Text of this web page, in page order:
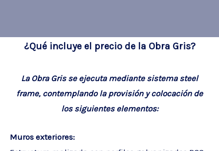
¿Qué incluye el precio de la Obra Gris?
La Obra Gris se ejecuta mediante sistema steel
frame, contemplando la provisión y colocación de
los siguientes elementos:
Muros exteriores: